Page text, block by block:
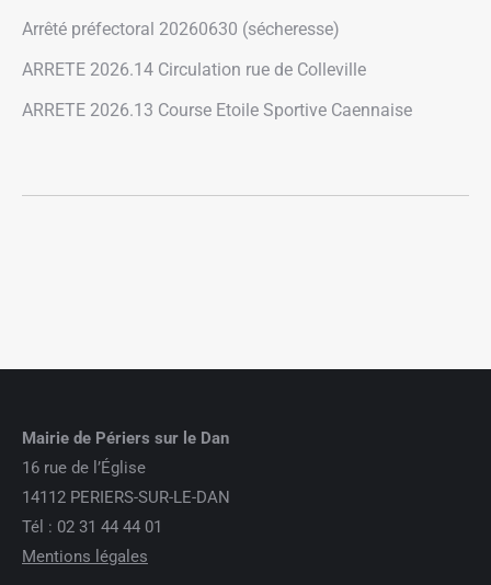
Arrêté préfectoral 20260630 (sécheresse)
ARRETE 2026.14 Circulation rue de Colleville
ARRETE 2026.13 Course Etoile Sportive Caennaise
Mairie de Périers sur le Dan
16 rue de l’Église
14112 PERIERS-SUR-LE-DAN
Tél : 02 31 44 44 01
Mentions légales